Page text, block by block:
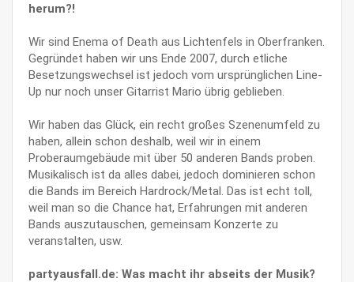
herum?!
Wir sind Enema of Death aus Lichtenfels in Oberfranken.
Gegründet haben wir uns Ende 2007, durch etliche
Besetzungswechsel ist jedoch vom ursprünglichen Line-
Up nur noch unser Gitarrist Mario übrig geblieben.
Wir haben das Glück, ein recht großes Szenenumfeld zu
haben, allein schon deshalb, weil wir in einem
Proberaumgebäude mit über 50 anderen Bands proben.
Musikalisch ist da alles dabei, jedoch dominieren schon
die Bands im Bereich Hardrock/Metal. Das ist echt toll,
weil man so die Chance hat, Erfahrungen mit anderen
Bands auszutauschen, gemeinsam Konzerte zu
veranstalten, usw.
partyausfall.de: Was macht ihr abseits der Musik?